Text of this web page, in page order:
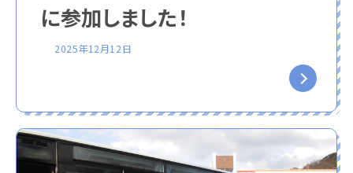
に参加しました！
2025年12月12日